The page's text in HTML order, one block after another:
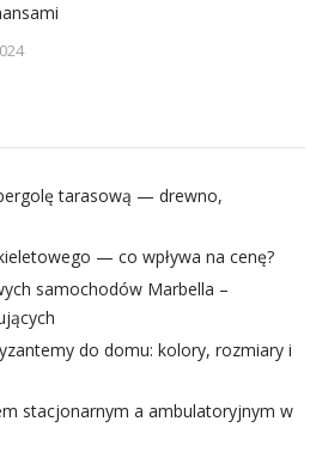
tarasową — drewno,
— co wpływa na cenę?
samochodów Marbella –
do domu: kolory, rozmiary i
stacjonarnym a ambulatoryjnym w